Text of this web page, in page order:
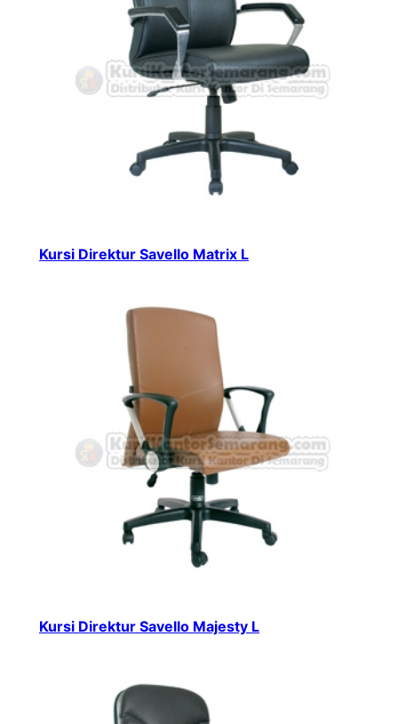
Kursi Direktur Savello Matrix L
Kursi Direktur Savello Majesty L